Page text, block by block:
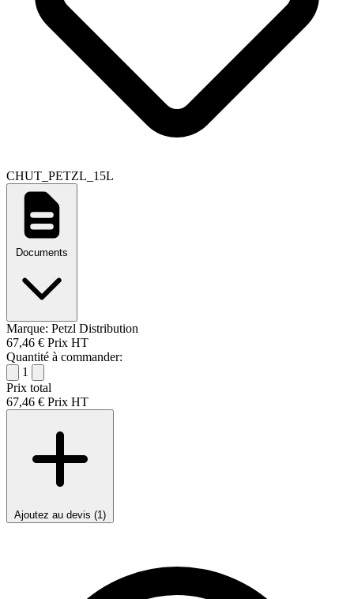
CHUT_PETZL_15L
Documents
Marque: Petzl Distribution
67,46 € Prix HT
Quantité à commander:
1
Prix total
67,46 € Prix HT
Ajoutez au devis (1)